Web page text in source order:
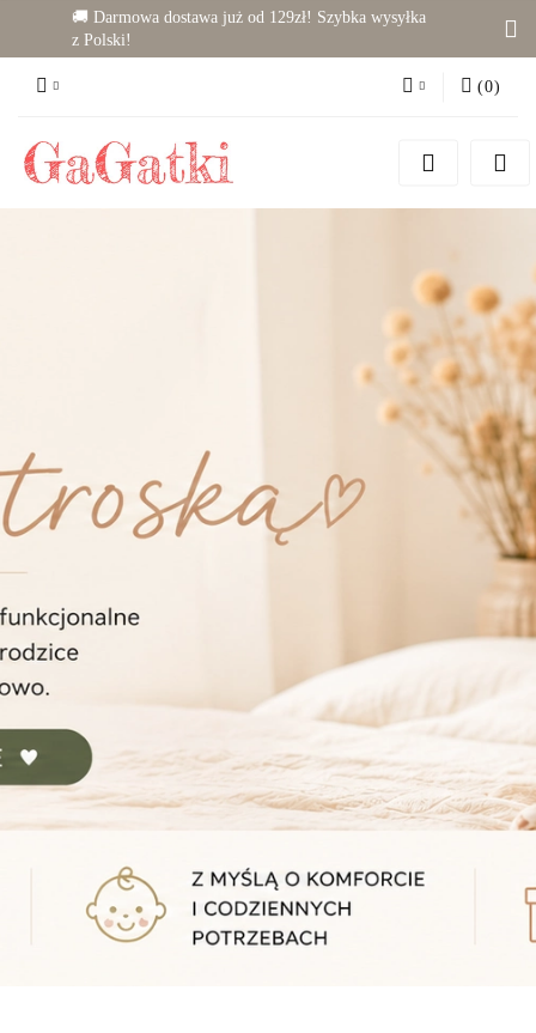
🚚 Darmowa dostawa już od 129zł! Szybka wysyłka
z Polski!
Zaloguj się
(0)